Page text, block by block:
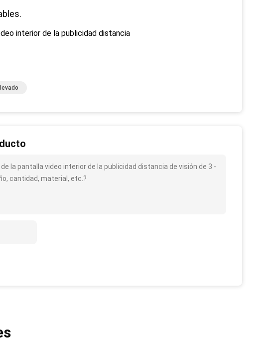
la pantalla video interior de la publicidad distancia de visión de 3 -
cantidad, material, etc.?